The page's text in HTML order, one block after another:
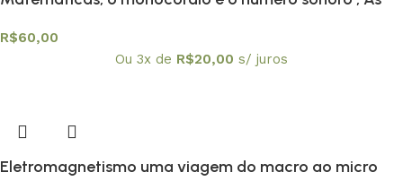
R$60,00
Ou 3x de R$20,00 s/ juros
Eletromagnetismo uma viagem do macro ao micro